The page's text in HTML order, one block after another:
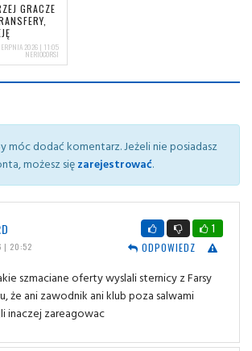
GRACZE
2026 | 11:05
NERIOCORSI
móc dodać komentarz. Jeżeli nie posiadasz
możesz sięzarejestrować.
| 20:52
1
ODPOWIEDZ
szmaciane oferty wyslali sternicy z Farsy
że ani zawodnik ani klub poza salwami
inaczej zareagowac